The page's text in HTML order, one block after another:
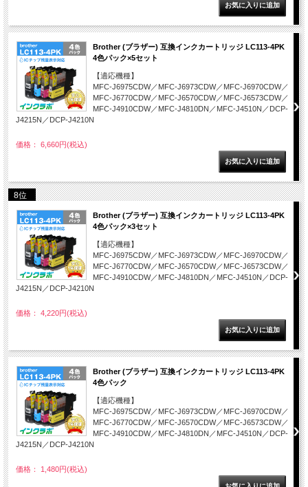
Brother (ブラザー) 互換インクカートリッジ LC113-4PK
4色パック×5セット
【適応機種】
MFC-J6975CDW／MFC-J6973CDW／MFC-J6970CDW／
MFC-J6770CDW／MFC-J6570CDW／MFC-J6573CDW／
MFC-J4910CDW／MFC-J4810DN／MFC-J4510N／DCP-
J4215N／DCP-J4210N
価格： 6,660円(税込)
8位
Brother (ブラザー) 互換インクカートリッジ LC113-4PK
4色パック×3セット
【適応機種】
MFC-J6975CDW／MFC-J6973CDW／MFC-J6970CDW／
MFC-J6770CDW／MFC-J6570CDW／MFC-J6573CDW／
MFC-J4910CDW／MFC-J4810DN／MFC-J4510N／DCP-
J4215N／DCP-J4210N
価格： 4,220円(税込)
Brother (ブラザー) 互換インクカートリッジ LC113-4PK
4色パック
【適応機種】
MFC-J6975CDW／MFC-J6973CDW／MFC-J6970CDW／
MFC-J6770CDW／MFC-J6570CDW／MFC-J6573CDW／
MFC-J4910CDW／MFC-J4810DN／MFC-J4510N／DCP-
J4215N／DCP-J4210N
価格： 1,480円(税込)